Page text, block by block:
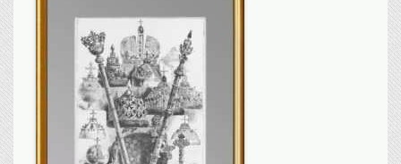
Прочие
Старинные карты
Российская империя
Европа
Мир
Исторические карты